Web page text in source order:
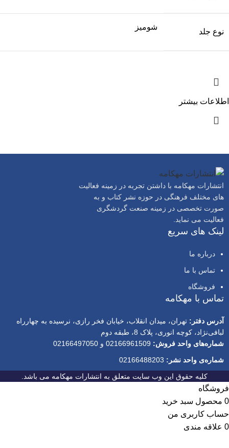
نوع جلد
شومیز
اطلاعات بیشتر
انتشارات مهکامه با داشتن تجربه در زمینه فعالیت
های مختلف فرهنگی در حوزه نشر کتاب و به
صورت تخصصی در زمینه صنعت گردشگری
فعالیت می نماید.
لینک های سریع
درباره ما
تماس با ما
فروشگاه
تماس با مهکامه
آدرس دفتر: تهران، میدان انقلاب، خیابان فخر رازی، نرسیده به چهارراه
لبافی‌نژاد، کوچه انوری، پلاک 8، طبقه دوم
شماره‌های واحد فروش: 02166961509 و 02166497050
شماره‌‌ی واحد نشر:
کلیه حقوق این وب سایت متعلق به انتشارات مهکامه می باشد.
فروشگاه
0 محصول سبد خرید
حساب کاربری من
0 علاقه مندی